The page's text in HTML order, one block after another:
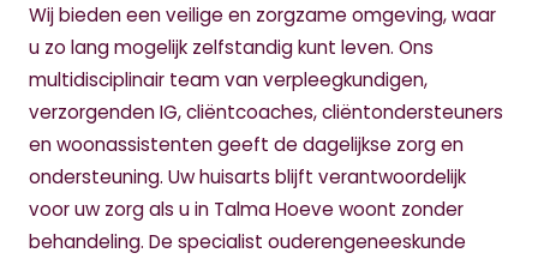
Wij bieden een veilige en zorgzame omgeving, waar
u zo lang mogelijk zelfstandig kunt leven. Ons
multidisciplinair team van verpleegkundigen,
verzorgenden IG, cliëntcoaches, cliëntondersteuners
en woonassistenten geeft de dagelijkse zorg en
ondersteuning. Uw huisarts blijft verantwoordelijk
voor uw zorg als u in Talma Hoeve woont zonder
behandeling. De specialist ouderengeneeskunde